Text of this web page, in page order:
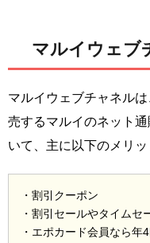
マルイウェブ
マルイウェブチャネル
売するマルイのネット
いて、主に以下のメリッ
・割引クーポン
・割引セールやタイムセ
・エポカード会員なら